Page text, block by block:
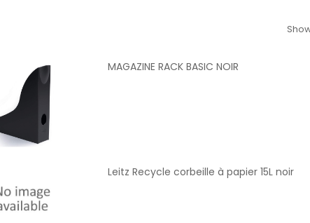
MAGAZINE RACK BASIC NOIR
Leitz Recycle corbeille à papier 15L noir